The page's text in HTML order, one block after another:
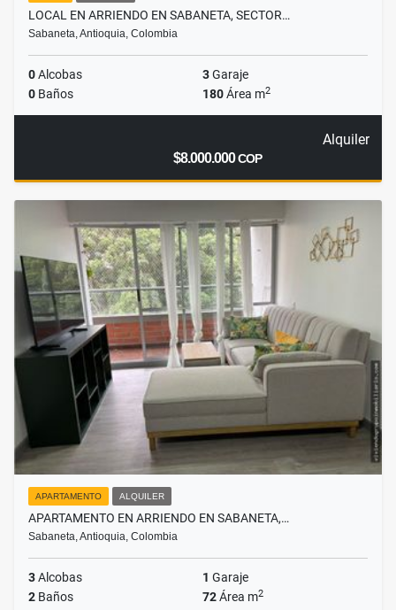
LOCAL EN ARRIENDO EN SABANETA, SECTOR…
Sabaneta, Antioquia, Colombia
0Alcobas 3Garaje
0 Baños 180Área m2
Alquiler
$8.000.000COP
APARTAMENTO ALQUILER
APARTAMENTO EN ARRIENDO EN SABANETA,…
Sabaneta, Antioquia, Colombia
3Alcobas 1 Garaje
2 Baños 72Área m2